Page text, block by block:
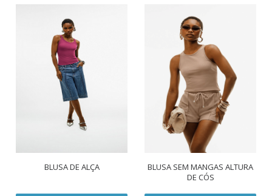
BLUSA DE ALÇA
BLUSA SEM MANGAS ALTURA
DE CÓS